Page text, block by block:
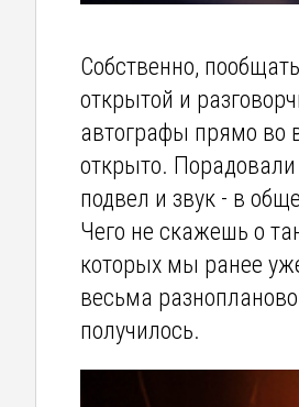
Собственно,
открытой и
автографы прямо во
открыто.
подвел и звук - в
Чего не скажешь о
которых мы ранее
весьма
получилось.